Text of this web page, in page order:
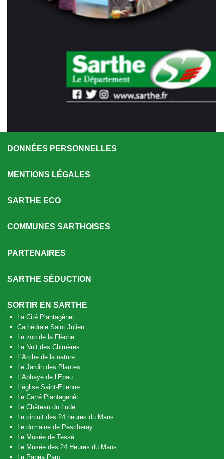
DONNÉES PERSONNELLES
MENTIONS LÉGALES
SARTHE ECO
COMMUNES SARTHOISES
PARTENAIRES
SARTHE SÉDUCTION
SORTIR EN SARTHE
La Cité Plantagênet
Cathédrale Saint Julien
Le zoo de la Flèche
La Nuit des Chimères
L’Arche de la nature
Le Jardin des Plantes
L’Abbaye de l’Epau
L’église Saint-Etienne
Le Carré Plantagenêt
Le Château du Lude
Le circuit des 24 heures du Mans
Le domaine de Pescheray
Le Musée de Tessé
Le Musée des 24 Heures du Mans
Le Papéa Parc